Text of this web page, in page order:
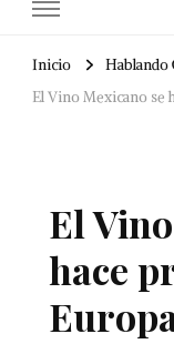
Inicio
Hablando
El Vino Mexicano se
El
hace